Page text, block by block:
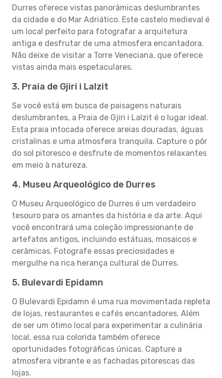
Durres oferece vistas panorâmicas deslumbrantes
da cidade e do Mar Adriático. Este castelo medieval é
um local perfeito para fotografar a arquitetura
antiga e desfrutar de uma atmosfera encantadora.
Não deixe de visitar a Torre Veneciana, que oferece
vistas ainda mais espetaculares.
3. Praia de Gjiri i Lalzit
Se você está em busca de paisagens naturais
deslumbrantes, a Praia de Gjiri i Lalzit é o lugar ideal.
Esta praia intocada oferece areias douradas, águas
cristalinas e uma atmosfera tranquila. Capture o pôr
do sol pitoresco e desfrute de momentos relaxantes
em meio à natureza.
4. Museu Arqueológico de Durres
O Museu Arqueológico de Durres é um verdadeiro
tesouro para os amantes da história e da arte. Aqui
você encontrará uma coleção impressionante de
artefatos antigos, incluindo estátuas, mosaicos e
cerâmicas. Fotografe essas preciosidades e
mergulhe na rica herança cultural de Durres.
5. Bulevardi Epidamn
O Bulevardi Epidamn é uma rua movimentada repleta
de lojas, restaurantes e cafés encantadores. Além
de ser um ótimo local para experimentar a culinária
local, essa rua colorida também oferece
oportunidades fotográficas únicas. Capture a
atmosfera vibrante e as fachadas pitorescas das
lojas.